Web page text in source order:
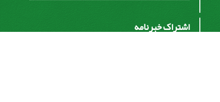
اشتراک خبرنامه